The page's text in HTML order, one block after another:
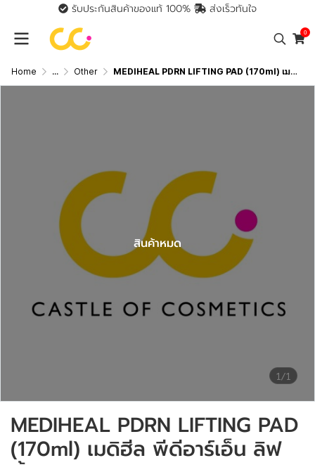
รับประกันสินค้าของแท้ 100% ส่งเร็วทันใจ
0
Home ... Other MEDIHEAL PDRN LIFTING PAD (170ml) เมดิฮีล พีดีอาร์เอ็น ลิฟติ้ง แพด
1/1
สินค้าหมด
MEDIHEAL PDRN LIFTING PAD
(170ml) เมดิฮีล พีดีอาร์เอ็น ลิฟ